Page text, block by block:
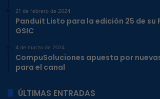
21 de febrero de 2024
Panduit Listo para la edición 25 de su
GSIC
4 de marzo de 2024
CompuSoluciones apuesta por
para el canal
ÚLTIMAS ENTRADAS